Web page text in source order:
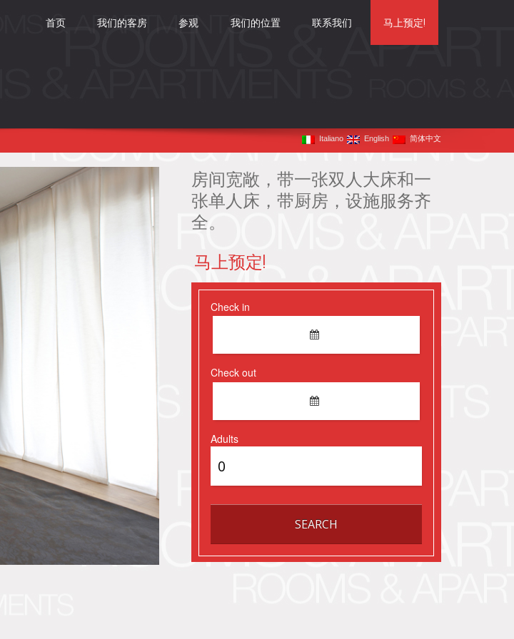
首页 我们的客房 参观 我们的位置 联系我们 马上预定!
Italiano English 简体中文
房间宽敞，带一张双人大床和一
张单人床，带厨房，设施服务齐
全。
马上预定!
Check in
Check out
Adults